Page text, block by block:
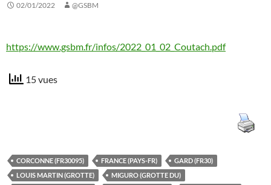
02/01/2022 @GSBM
https://www.gsbm.fr/infos/2022_01_02_Coutach.pdf
15 vues
CORCONNE (FR30095) FRANCE (PAYS-FR)
GARD (FR30)
LOUIS MARTIN (GROTTE)
MIGURO (GROTTE DU)